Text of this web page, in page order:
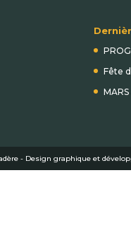
Fête
MARS
- Design graphique et